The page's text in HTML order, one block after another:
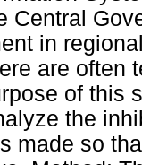
Central
in
are often
of this
the
made so